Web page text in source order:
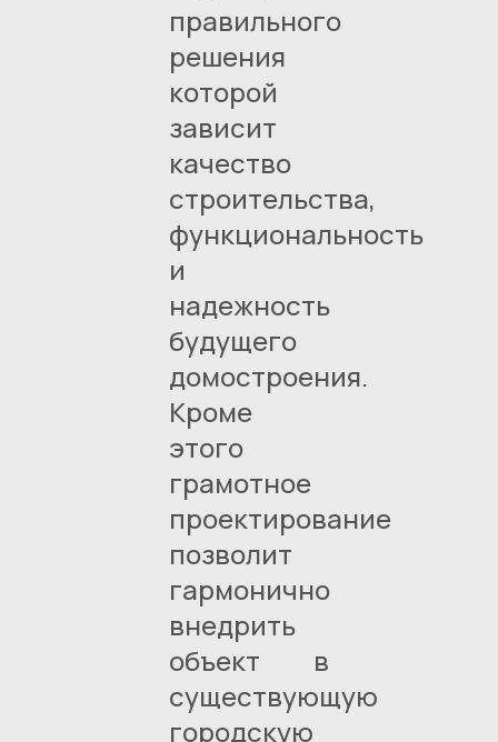
правильного
решения
которой
зависит
качество
строительства,
функциональность
и
надежность
будущего
домостроения.
Кроме
этого
грамотное
проектирование
позволит
гармонично
внедрить
объект в
существующую
городскую